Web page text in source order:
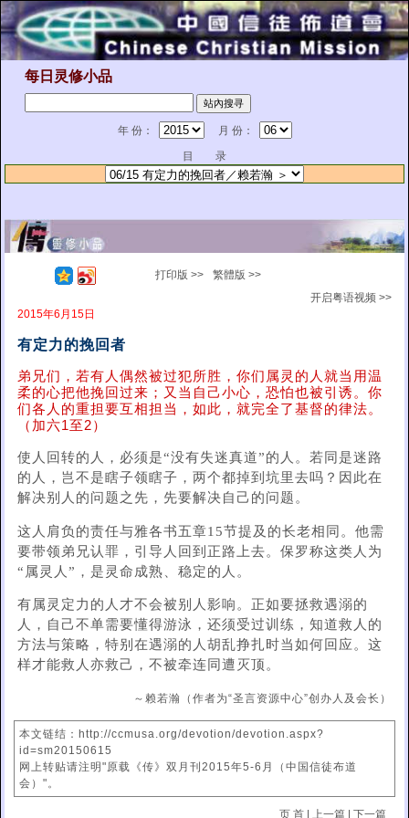
每日灵修小品
年 份：
月 份：
目 录
打印版 >>
繁體版 >>
开启粤语视频 >>
2015年6月15日
有定力的挽回者
弟兄们，若有人偶然被过犯所胜，你们属灵的人就当用温
柔的心把他挽回过来；又当自己小心，恐怕也被引诱。你
们各人的重担要互相担当，如此，就完全了基督的律法。
（加六1至2）
使人回转的人，必须是“没有失迷真道”的人。若同是迷路
的人，岂不是瞎子领瞎子，两个都掉到坑里去吗？因此在
解决别人的问题之先，先要解决自己的问题。
这人肩负的责任与雅各书五章15节提及的长老相同。他需
要带领弟兄认罪，引导人回到正路上去。保罗称这类人为
“属灵人”，是灵命成熟、稳定的人。
有属灵定力的人才不会被别人影响。正如要拯救遇溺的
人，自己不单需要懂得游泳，还须受过训练，知道救人的
方法与策略，特别在遇溺的人胡乱挣扎时当如何回应。这
样才能救人亦救己，不被牵连同遭灭顶。
～赖若瀚（作者为“圣言资源中心”创办人及会长）
本文链结：http://ccmusa.org/devotion/devotion.aspx?
id=sm20150615
网上转贴请注明"原载《传》双月刊2015年5-6月（中国信徒布道
会）"。
页 首| 上一篇| 下一篇